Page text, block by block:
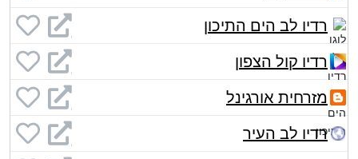
רדיו לב הים התיכון
רדיו קול הצפון
מזרחית אורגינל
רדיו לב העיר